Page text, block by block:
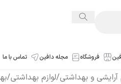
فروشگاه مجله دافین تماس با ما
آرایشی و بهداشتی/لوازم بهداشتی/